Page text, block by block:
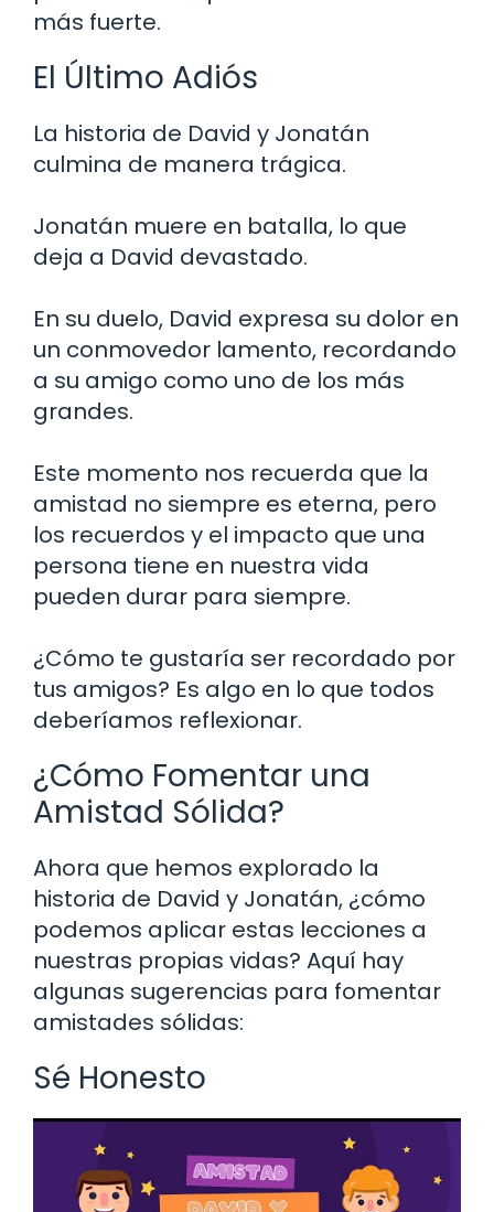
más fuerte.
El Último Adiós
La historia de David y Jonatán
culmina de manera trágica.
Jonatán muere en batalla, lo que
deja a David devastado.
En su duelo, David expresa su dolor en
un conmovedor lamento, recordando
a su amigo como uno de los más
grandes.
Este momento nos recuerda que la
amistad no siempre es eterna, pero
los recuerdos y el impacto que una
persona tiene en nuestra vida
pueden durar para siempre.
¿Cómo te gustaría ser recordado por
tus amigos? Es algo en lo que todos
deberíamos reflexionar.
¿Cómo Fomentar una
Amistad Sólida?
Ahora que hemos explorado la
historia de David y Jonatán, ¿cómo
podemos aplicar estas lecciones a
nuestras propias vidas? Aquí hay
algunas sugerencias para fomentar
amistades sólidas:
Sé Honesto